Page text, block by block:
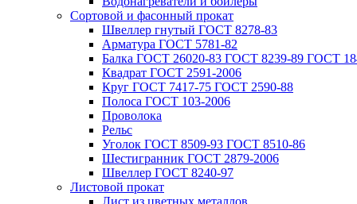
Сортовой и фасонный прокат
Швеллер гнутый ГОСТ 8278-83
Арматура ГОСТ 5781-82
Балка ГОСТ 26020-83 ГОСТ 8239-89 ГОСТ
Квадрат ГОСТ 2591-2006
Круг ГОСТ 7417-75 ГОСТ 2590-88
Полоса ГОСТ 103-2006
Проволока
Рельс
Уголок ГОСТ 8509-93 ГОСТ 8510-86
Шестигранник ГОСТ 2879-2006
Швеллер ГОСТ 8240-97
Листовой прокат
Лист из цветных металлов